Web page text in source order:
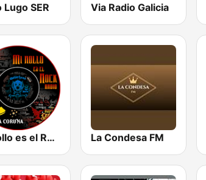
Lugo SER Via Radio Galicia
Mi Rollo es el Rock Radio La Condesa FM